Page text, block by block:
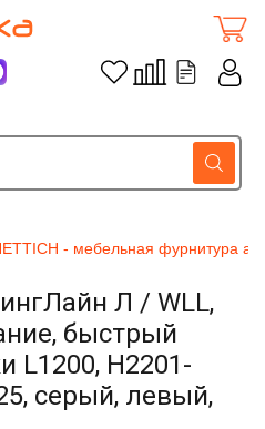
- мебельная фурнитура
Л / WLL,
быстрый
L1200, H2201-
серый, левый,